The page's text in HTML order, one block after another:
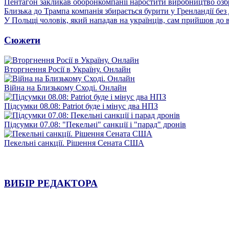
Пентагон закликав оборонкомпанії наростити виробництво
Близька до Трампа компанія збирається бурити у Гренландії
У Польщі чоловік, який нападав на українців, сам прийшов до
Сюжети
Вторгнення Росії в Україну. Онлайн
Війна на Близькому Сході. Онлайн
Підсумки 08.08: Patriot буде і мінус два НПЗ
Підсумки 07.08: "Пекельні" санкції і "парад" дронів
Пекельні санкції. Рішення Сената США
ВИБІР РЕДАКТОРА